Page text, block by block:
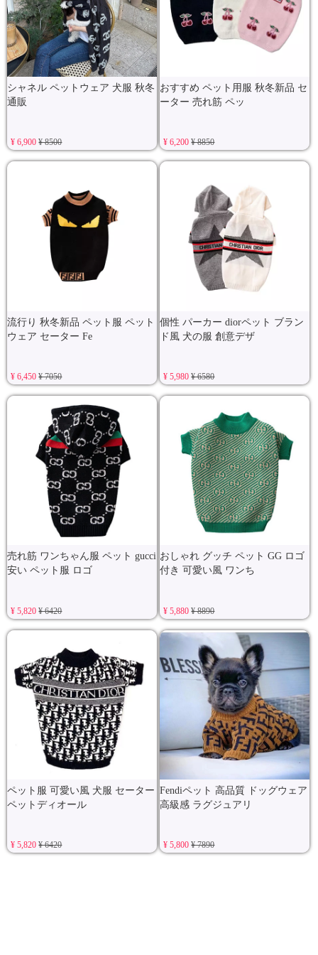
シャネル ペットウェア 犬服 秋冬
通販
¥ 6,900¥ 8500
おすすめ ペット用服 秋冬新品 セ
ーター 売れ筋 ペッ
¥ 6,200¥ 8850
流行り 秋冬新品 ペット服 ペット
ウェア セーター Fe
¥ 6,450¥ 7050
個性 パーカー diorペット ブラン
ド風 犬の服 創意デザ
¥ 5,980¥ 6580
売れ筋 ワンちゃん服 ペット gucci
安い ペット服 ロゴ
¥ 5,820¥ 6420
おしゃれ グッチ ペット GG ロゴ
付き 可愛い風 ワンち
¥ 5,880¥ 8890
ペット服 可愛い風 犬服 セーター
ペットディオール
¥ 5,820¥ 6420
Fendiペット 高品質 ドッグウェア
高級感 ラグジュアリ
¥ 5,800¥ 7890